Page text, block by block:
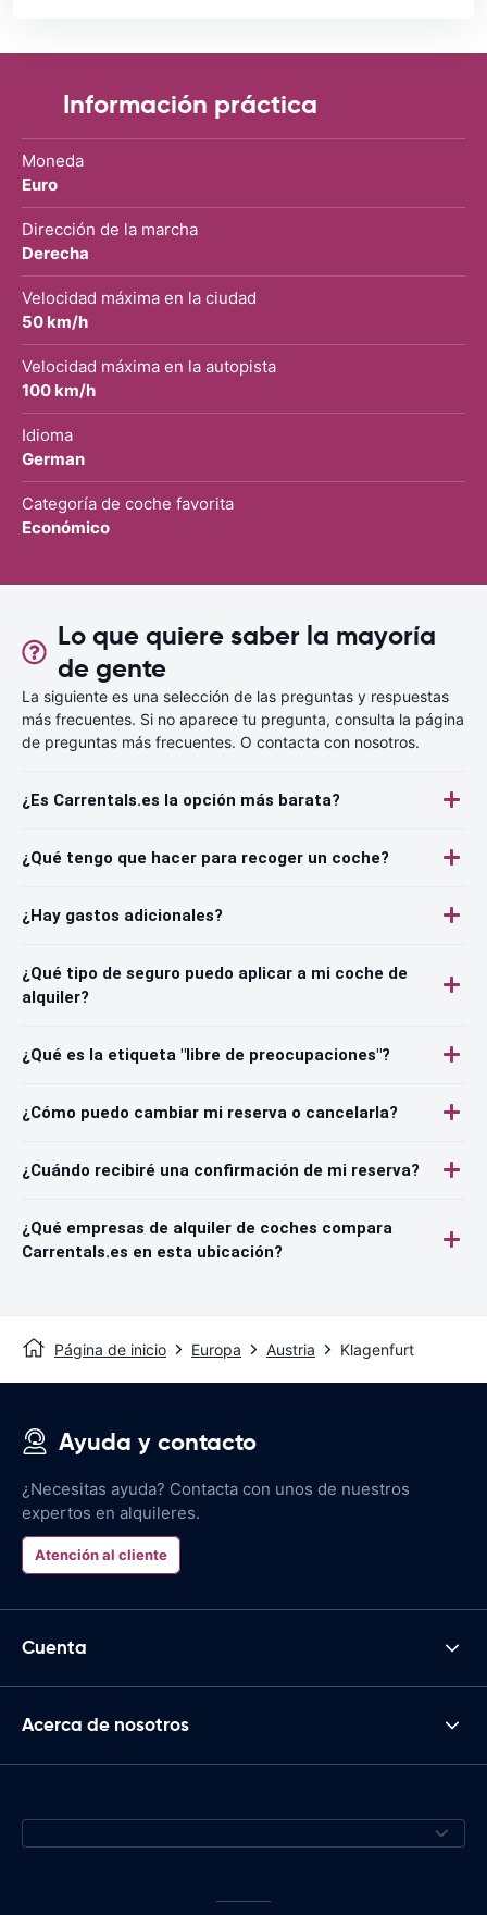
Información práctica
Moneda
Euro
Dirección de la marcha
Derecha
Velocidad máxima en la ciudad
50 km/h
Velocidad máxima en la autopista
100 km/h
Idioma
German
Categoría de coche favorita
Económico
Lo que quiere saber la mayoría
de gente
La siguiente es una selección de las preguntas y respuestas
más frecuentes. Si no aparece tu pregunta, consulta la página
de preguntas más frecuentes. O contacta con nosotros.
¿Es Carrentals.es la opción más barata?
¿Qué tengo que hacer para recoger un coche?
¿Hay gastos adicionales?
¿Qué tipo de seguro puedo aplicar a mi coche de
alquiler?
¿Qué es la etiqueta "libre de preocupaciones"?
¿Cómo puedo cambiar mi reserva o cancelarla?
¿Cuándo recibiré una confirmación de mi reserva?
¿Qué empresas de alquiler de coches compara
Carrentals.es en esta ubicación?
Página de inicio Europa Austria Klagenfurt
Ayuda y contacto
¿Necesitas ayuda? Contacta con unos de nuestros
expertos en alquileres.
Atención al cliente
Cuenta
Acerca de nosotros